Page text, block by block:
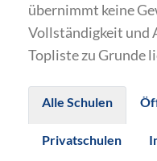
übernimmt keine
Vollständigkeit und
Topliste zu Grunde
Alle Schulen
Privatschulen